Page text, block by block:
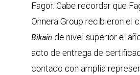
Fagor. Cabe recordar que
Onnera Group recibieron el
Bikain de nivel superior el
acto de entrega de
contado con amplia